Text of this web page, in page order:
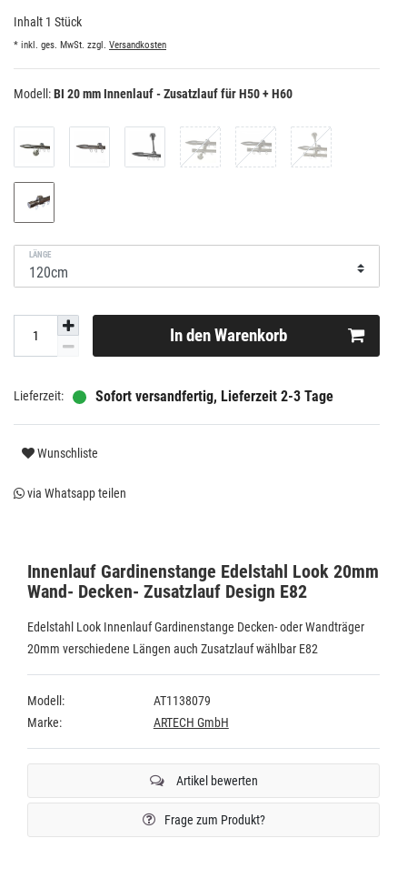
Innenlauf Gardinenstange Edelstahl Look 20mm
Wand- Decken- Zusatzlauf Design E82
Edelstahl Look Innenlauf Gardinenstange Decken- oder Wandträger
20mm verschiedene Längen auch Zusatzlauf wählbar E82
Modell:
AT1138079
Marke:
ARTECH GmbH
Artikel bewerten
Frage zum Produkt?
Inhalt 1 Stück
* inkl. ges. MwSt. zzgl. Versandkosten
Modell:BI 20 mm Innenlauf - Zusatzlauf für H50 + H60
LÄNGE
In den Warenkorb
Sofort versandfertig, Lieferzeit 2-3 Tage
Wunschliste
via Whatsapp teilen